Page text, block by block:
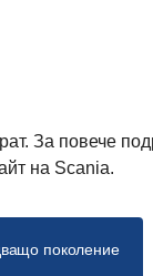
За повече
на Scania.
поколение